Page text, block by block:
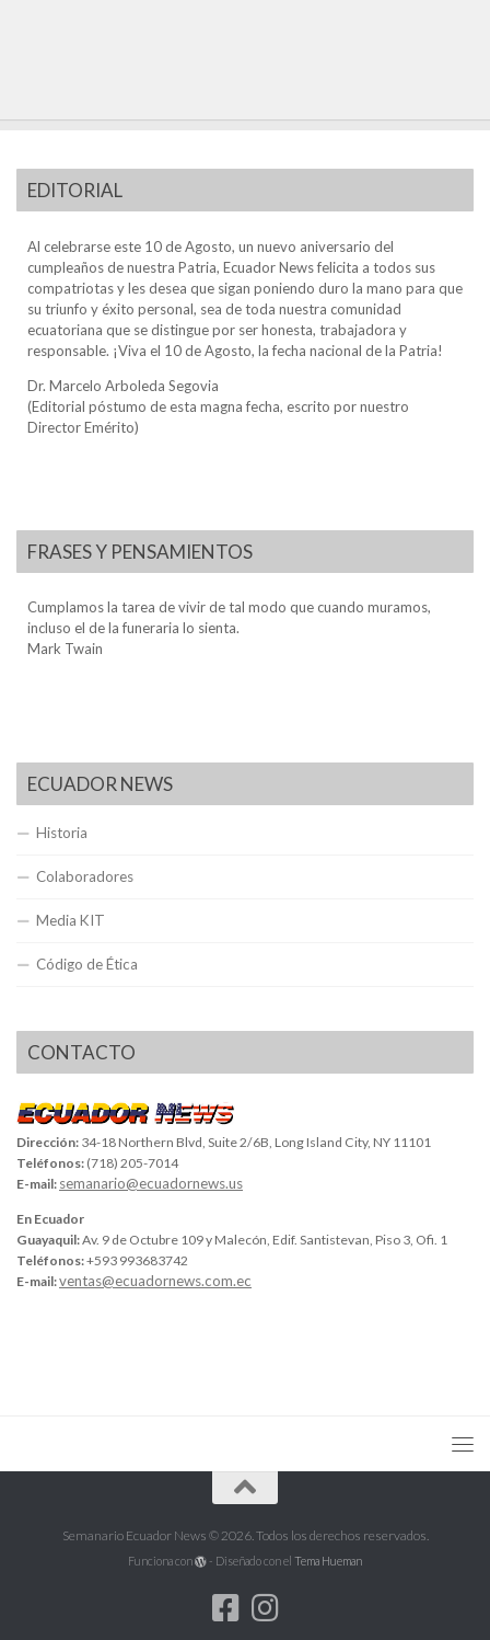
EDITORIAL
Al celebrarse este 10 de Agosto, un nuevo aniversario del
cumpleaños de nuestra Patria, Ecuador News felicita a todos sus
compatriotas y les desea que sigan poniendo duro la mano para que
su triunfo y éxito personal, sea de toda nuestra comunidad
ecuatoriana que se distingue por ser honesta, trabajadora y
responsable. ¡Viva el 10 de Agosto, la fecha nacional de la Patria!
Dr. Marcelo Arboleda Segovia
(Editorial póstumo de esta magna fecha, escrito por nuestro
Director Emérito)
FRASES Y PENSAMIENTOS
Cumplamos la tarea de vivir de tal modo que cuando muramos,
incluso el de la funeraria lo sienta.
Mark Twain
ECUADOR NEWS
Historia
Colaboradores
Media KIT
Código de Ética
CONTACTO
Dirección: 34-18 Northern Blvd, Suite 2/6B, Long Island City, NY 11101
Teléfonos: (718) 205-7014
E-mail: semanario@ecuadornews.us
En Ecuador
Guayaquil:Av. 9 de Octubre 109 y Malecón, Edif. Santistevan, Piso 3, Ofi. 1
Teléfonos:+593 993683742
E-mail:ventas@ecuadornews.com.ec
Semanario Ecuador News © 2026. Todos los derechos reservados.
Funciona con - Diseñado con el Tema Hueman